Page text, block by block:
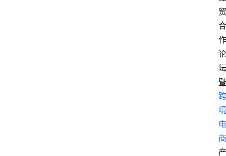
贸
合
作
论
坛
暨
跨
境
电
商
产